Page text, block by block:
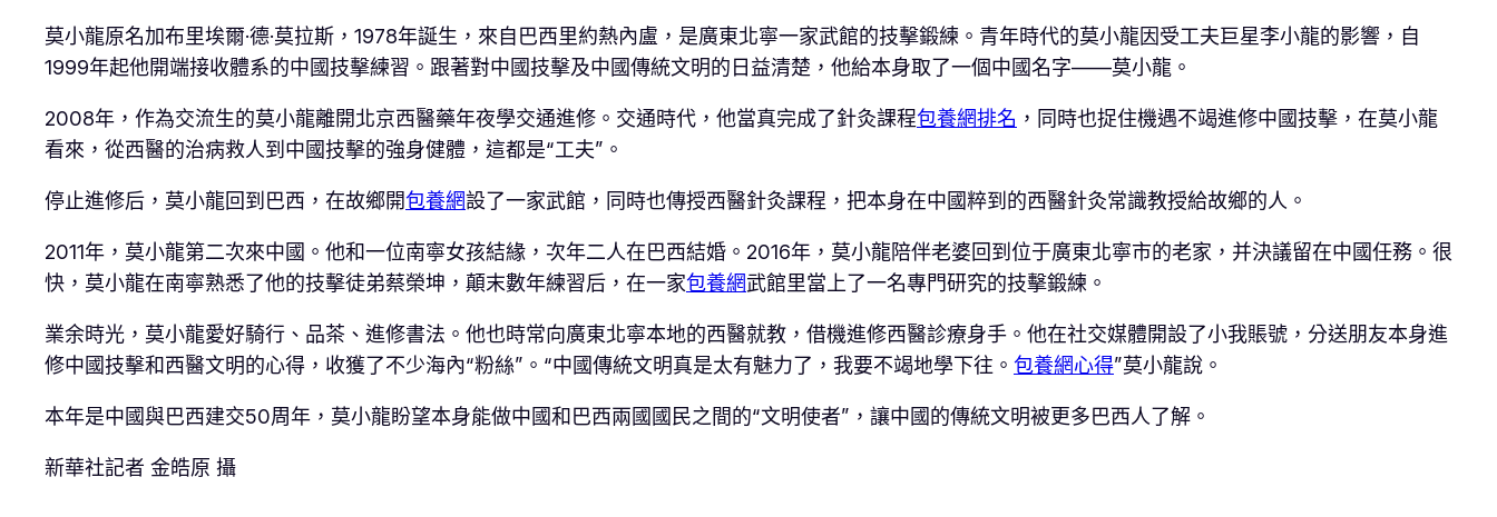
莫小龍原名加布里埃爾·德·莫拉斯，1978年誕生，來自巴西里約熱內盧，是廣東北寧一家武館的技擊鍛練。青年時代的莫小龍因受工夫巨星李小龍的影響，自
1999年起他開端接收體系的中國技擊練習。跟著對中國技擊及中國傳統文明的日益清楚，他給本身取了一個中國名字——莫小龍。
2008年，作為交流生的莫小龍離開北京西醫藥年夜學交通進修。交通時代，他當真完成了針灸課程包養網排名 ，同時也捉住機遇不竭進修中國技擊，在莫小龍
看來，從西醫的治病救人到中國技擊的強身健體，這都是“工夫”。
停止進修后，莫小龍回到巴西，在故鄉開包養網設了一家武館，同時也傳授西醫針灸課程，把本身在中國粹到的西醫針灸常識教授給故鄉的人。
2011年，莫小龍第二次來中國。他和一位南寧女孩結緣，次年二人在巴西結婚。2016年，莫小龍陪伴老婆回到位于廣東北寧市的老家，并決議留在中國任務。很
快，莫小龍在南寧熟悉了他的技擊徒弟蔡榮坤，顛末數年練習后，在一家包養網武館里當上了一名專門研究的技擊鍛練。
業余時光，莫小龍愛好騎行、品茶、進修書法。他也時常向廣東北寧本地的西醫就教，借機進修西醫診療身手。他在社交媒體開設了小我賬號，分送朋友本身進
修中國技擊和西醫文明的心得，收獲了不少海內“粉絲”。“中國傳統文明真是太有魅力了，我要不竭地學下往。 包養網心得”莫小龍說。
本年是中國與巴西建交50周年，莫小龍盼望本身能做中國和巴西兩國國民之間的“文明使者”，讓中國的傳統文明被更多巴西人了解。
新華社記者 金皓原 攝